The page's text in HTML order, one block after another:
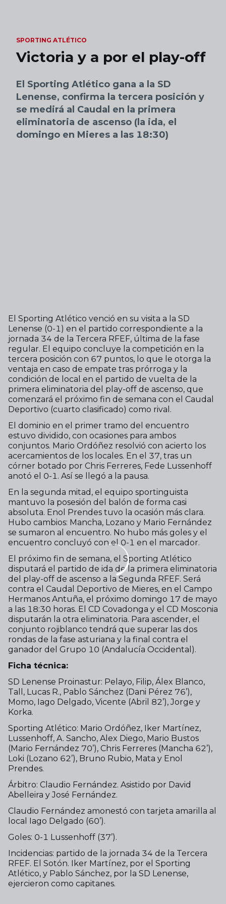
SPORTING ATLÉTICO
Victoria y a por el play-off
El Sporting Atlético gana a la SD
Lenense, confirma la tercera posición y
se medirá al Caudal en la primera
eliminatoria de ascenso (la ida, el
domingo en Mieres a las 18:30)
El Sporting Atlético venció en su visita a la SD
Lenense (0-1) en el partido correspondiente a la
jornada 34 de la Tercera RFEF, última de la fase
regular. El equipo concluye la competición en la
tercera posición con 67 puntos, lo que le otorga la
ventaja en caso de empate tras prórroga y la
condición de local en el partido de vuelta de la
primera eliminatoria del play-off de ascenso, que
comenzará el próximo fin de semana con el Caudal
Deportivo (cuarto clasificado) como rival.
El dominio en el primer tramo del encuentro
estuvo dividido, con ocasiones para ambos
conjuntos. Mario Ordóñez resolvió con acierto los
acercamientos de los locales. En el 37, tras un
córner botado por Chris Ferreres, Fede Lussenhoff
anotó el 0-1. Así se llegó a la pausa.
En la segunda mitad, el equipo sportinguista
mantuvo la posesión del balón de forma casi
absoluta. Enol Prendes tuvo la ocasión más clara.
Hubo cambios: Mancha, Lozano y Mario Fernández
se sumaron al encuentro. No hubo más goles y el
encuentro concluyó con el 0-1 en el marcador.
El próximo fin de semana, el Sporting Atlético
disputará el partido de ida de la primera eliminatoria
del play-off de ascenso a la Segunda RFEF. Será
contra el Caudal Deportivo de Mieres, en el Campo
Hermanos Antuña, el próximo domingo 17 de mayo
a las 18:30 horas. El CD Covadonga y el CD Mosconia
disputarán la otra eliminatoria. Para ascender, el
conjunto rojiblanco tendrá que superar las dos
rondas de la fase asturiana y la final contra el
ganador del Grupo 10 (Andalucía Occidental).
Ficha técnica:
SD Lenense Proinastur: Pelayo, Filip, Álex Blanco,
Tall, Lucas R., Pablo Sánchez (Dani Pérez 76’),
Momo, Iago Delgado, Vicente (Abril 82’), Jorge y
Korka.
Sporting Atlético: Mario Ordóñez, Iker Martínez,
Lussenhoff, A. Sancho, Alex Diego, Mario Bustos
(Mario Fernández 70’), Chris Ferreres (Mancha 62’),
Loki (Lozano 62’), Bruno Rubio, Mata y Enol
Prendes.
Árbitro: Claudio Fernández. Asistido por David
Abelleira y José Fernández.
Claudio Fernández amonestó con tarjeta amarilla al
local Iago Delgado (60’).
Goles: 0-1 Lussenhoff (37’).
Incidencias: partido de la jornada 34 de la Tercera
RFEF. El Sotón. Iker Martínez, por el Sporting
Atlético, y Pablo Sánchez, por la SD Lenense,
ejercieron como capitanes.